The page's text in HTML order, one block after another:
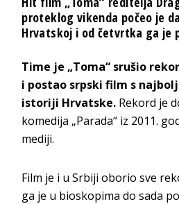
proteklog vikenda počeo je
Hrvatskoj i od četvrtka ga je
Time je „Toma“ srušio
i postao srpski film s
istoriji Hrvatske. Rekord je
komedija „Parada“ iz 2011.
mediji.
Film je i u Srbiji oborio sve
ga je u bioskopima do sada